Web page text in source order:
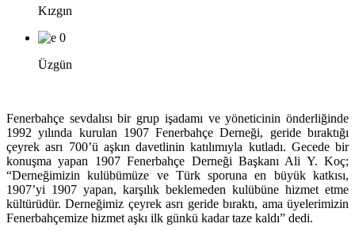
Kızgın
0
Üzgün
Fenerbahçe sevdalısı bir grup işadamı ve yöneticinin önderliğinde
1992 yılında kurulan 1907 Fenerbahçe Derneği, geride bıraktığı
çeyrek asrı 700’ü aşkın davetlinin katılımıyla kutladı. Gecede bir
konuşma yapan 1907 Fenerbahçe Derneği Başkanı Ali Y. Koç;
“Derneğimizin kulübümüze ve Türk sporuna en büyük katkısı,
1907’yi 1907 yapan, karşılık beklemeden kulübüne hizmet etme
kültürüdür. Derneğimiz çeyrek asrı geride bıraktı, ama üyelerimizin
Fenerbahçemize hizmet aşkı ilk günkü kadar taze kaldı” dedi.